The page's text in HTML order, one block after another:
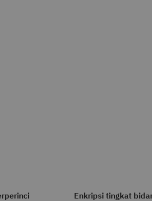
Enkripsi tingkat